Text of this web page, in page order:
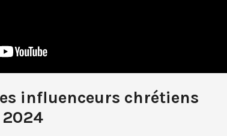
influenceurs chrétiens
2024